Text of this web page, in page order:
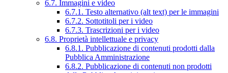
6.7. Immagini e video
6.7.1. Testo alternativo (alt text) per le immagini
6.7.2. Sottotitoli per i video
6.7.3. Trascrizioni per i video
6.8. Proprietà intellettuale e privacy
6.8.1. Pubblicazione di contenuti prodotti dalla
Pubblica Amministrazione
6.8.2. Pubblicazione di contenuti non prodotti